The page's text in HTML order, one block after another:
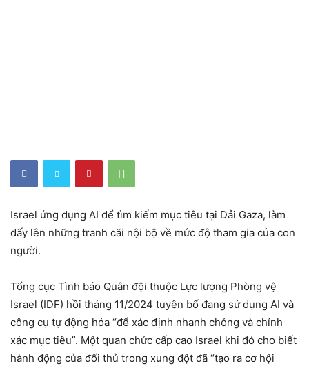
Israel ứng dụng AI để tìm kiếm mục tiêu tại Dải Gaza, làm
dấy lên những tranh cãi nội bộ về mức độ tham gia của con
người.
Tổng cục Tình báo Quân đội thuộc Lực lượng Phòng vệ
Israel (IDF) hồi tháng 11/2024 tuyên bố đang sử dụng AI và
công cụ tự động hóa “để xác định nhanh chóng và chính
xác mục tiêu”. Một quan chức cấp cao Israel khi đó cho biết
hành động của đối thủ trong xung đột đã “tạo ra cơ hội